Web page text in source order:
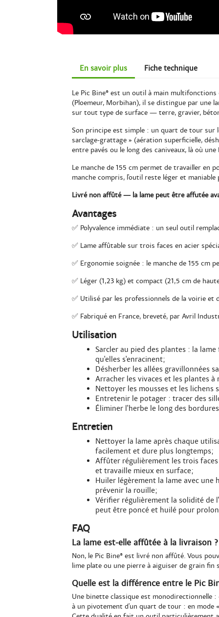
En savoir plus Fiche technique
Le Pic Bine® est un outil à main
(Ploemeur, Morbihan), il se distingue par une
sur tout type de surface — terre, gravier,
Son principe est simple : un quart de tour sur
sarclage-grattage » (aération superficielle,
entre pavés ou le long des caniveaux, là où
Le manche de 155 cm permet de travailler en
manche compris, l'outil reste léger et
Livré non affûté — la lame peut être affutée
Avantages
✅ Polyvalence immédiate : un seul outil
✅ Lame affûtable sur trois faces en acier
✅ Ergonomie soignée : le manche de 155
✅ Léger (1,23 kg) et compact (21,5 cm de
✅ Utilisé par les professionnels de la voirie et
✅ Fabriqué en France, breveté, par Avril
Utilisation
Sarcler au pied des plantes : la
qu'elles s'enracinent;
Désherber les allées gravillonnées
Arracher les vivaces et les plantes
Nettoyer les mousses et les lichens
Entretenir le potager : tracer des
Éliminer l'herbe le long des
Entretien
Nettoyer la lame après chaque
facilement et dure plus longtemps;
Affûter régulièrement les trois
et travaille mieux en surface;
Huiler légèrement la lame avec
prévenir la rouille;
Vérifier régulièrement la solidité de
peut être poncé et huilé pour
FAQ
La lame est-elle affûtée à la livraison ?
Non, le Pic Bine® est livré non affûté. Vous
lime plate ou une pierre à aiguiser de grain
Quelle est la différence entre le Pic
Une binette classique est monodirectionnelle
à un pivotement d'un quart de tour : en mode